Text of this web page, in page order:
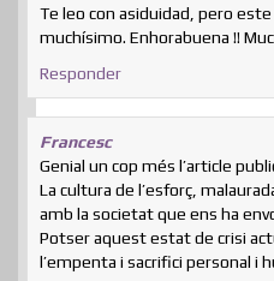
Te leo con asiduidad, pero
muchísimo. Enhorabuena !!
Responder
Francesc
Genial un cop més l’article
La cultura de l’esforç,
amb la societat que ens ha
Potser aquest estat de crisi
l’empenta i sacrifici personal i